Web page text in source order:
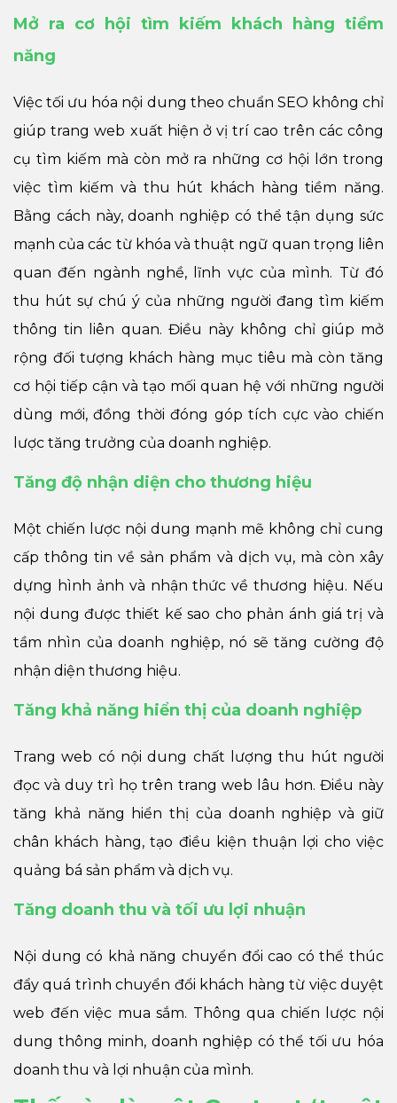
Mở ra cơ hội tìm kiếm khách hàng tiềm
năng
Việc tối ưu hóa nội dung theo chuẩn SEO không chỉ
giúp trang web xuất hiện ở vị trí cao trên các công
cụ tìm kiếm mà còn mở ra những cơ hội lớn trong
việc tìm kiếm và thu hút khách hàng tiềm năng.
Bằng cách này, doanh nghiệp có thể tận dụng sức
mạnh của các từ khóa và thuật ngữ quan trọng liên
quan đến ngành nghề, lĩnh vực của mình. Từ đó
thu hút sự chú ý của những người đang tìm kiếm
thông tin liên quan. Điều này không chỉ giúp mở
rộng đối tượng khách hàng mục tiêu mà còn tăng
cơ hội tiếp cận và tạo mối quan hệ với những người
dùng mới, đồng thời đóng góp tích cực vào chiến
lược tăng trưởng của doanh nghiệp.
Tăng độ nhận diện cho thương hiệu
Một chiến lược nội dung mạnh mẽ không chỉ cung
cấp thông tin về sản phẩm và dịch vụ, mà còn xây
dựng hình ảnh và nhận thức về thương hiệu. Nếu
nội dung được thiết kế sao cho phản ánh giá trị và
tầm nhìn của doanh nghiệp, nó sẽ tăng cường độ
nhận diện thương hiệu.
Tăng khả năng hiển thị của doanh nghiệp
Trang web có nội dung chất lượng thu hút người
đọc và duy trì họ trên trang web lâu hơn. Điều này
tăng khả năng hiển thị của doanh nghiệp và giữ
chân khách hàng, tạo điều kiện thuận lợi cho việc
quảng bá sản phẩm và dịch vụ.
Tăng doanh thu và tối ưu lợi nhuận
Nội dung có khả năng chuyển đổi cao có thể thúc
đẩy quá trình chuyển đổi khách hàng từ việc duyệt
web đến việc mua sắm. Thông qua chiến lược nội
dung thông minh, doanh nghiệp có thể tối ưu hóa
doanh thu và lợi nhuận của mình.